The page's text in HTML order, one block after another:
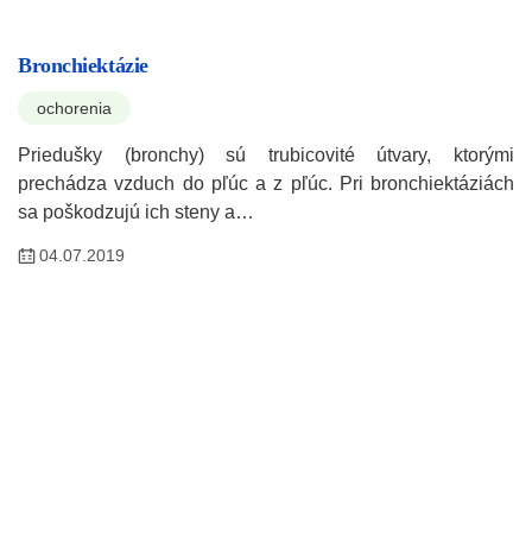
Bronchiektázie
ochorenia
Priedušky (bronchy) sú trubicovité útvary, ktorými
prechádza vzduch do pľúc a z pľúc. Pri bronchiektáziách
sa poškodzujú ich steny a…
04.07.2019